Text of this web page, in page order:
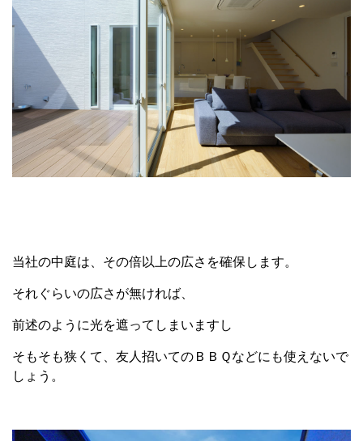
当社の中庭は、その倍以上の広さを確保します。
それぐらいの広さが無ければ、
前述のように光を遮ってしまいますし
そもそも狭くて、友人招いてのＢＢＱなどにも使えないで
しょう。